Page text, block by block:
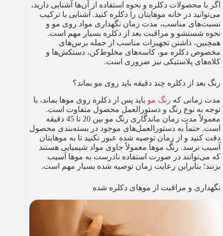
اگر با محصولات دکلره و نحوه استفاده از آن‌ها آشنایی دارید،
می‌توانید در خانه موهایتان را دکلره کنید. آشنایی با ترکیب
نسبت‌های مناسب، مدت زمان نگهداری مواد روی مو و
نحوه شستشو و مراقبت بعد از دکلره بسیار مهم است.
همچنین، داشتن تجهیزات مناسب از جمله برس‌های
مخصوص دکلره مو، کاسه‌های مخلوط‌کن، دستکش‌ها و
کلاه‌های پلاستیکی نیز ضروری است.
رنگ بعد از دکلره چند دقیقه باید روی مو بماند؟
مدت زمانی که رنگ مو باید پس از دکلره روی موها بماند، با
توجه به نوع رنگ و دستورالعمل محصول متفاوت است.
معمولاً مدت زمان ماندگاری رنگ مو بین 20 تا 45 دقیقه
است. حتماً به دستورالعمل‌های موجود در بسته‌بندی محصول
دقت کنید و از زمان توصیه شده عبور نکنید تا به موهایتان
آسیب نرسد. رنگ موها معمولاً حاوی مواد شیمیایی هستند
که می‌توانند در صورت استفاده نادرست به موها آسیب
بزنند؛ بنابراین رعایت زمان توصیه شده بسیار مهم است.
نگهداری و مراقبت از موهای دکلره شده